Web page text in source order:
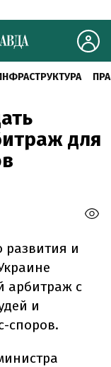
для
развития и
арбитраж с
и
споров.